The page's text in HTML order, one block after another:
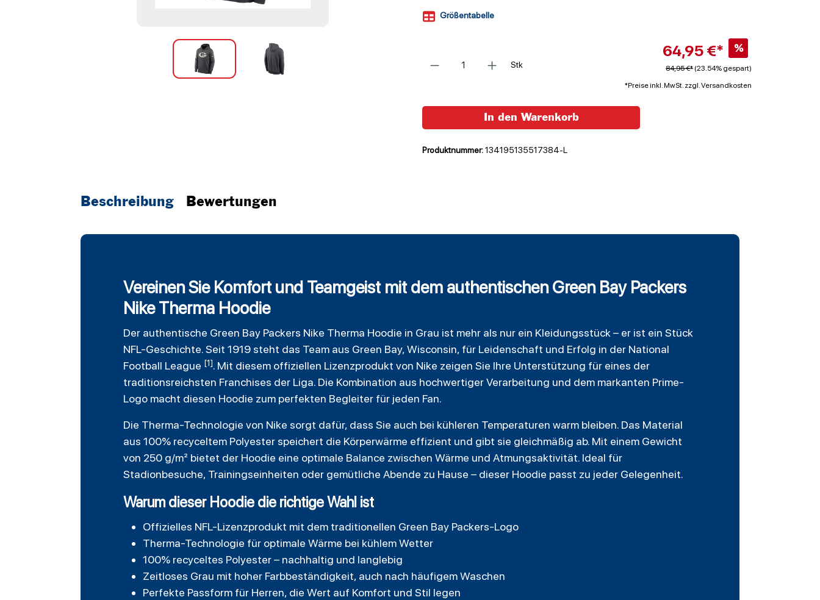
Größentabelle
Stk
64,95 €* %
84,95 €* (23.54% gespart)
*Preise inkl. MwSt. zzgl. Versandkosten
In den Warenkorb
Produktnummer:134195135517384-L
Beschreibung Bewertungen
Vereinen Sie Komfort und Teamgeist mit dem authentischen Green Bay Packers
Nike Therma Hoodie
Der authentische Green Bay Packers Nike Therma Hoodie in Grau ist mehr als nur ein Kleidungsstück – er ist ein Stück
NFL-Geschichte. Seit 1919 steht das Team aus Green Bay, Wisconsin, für Leidenschaft und Erfolg in der National
Football League [1]. Mit diesem offiziellen Lizenzprodukt von Nike zeigen Sie Ihre Unterstützung für eines der
traditionsreichsten Franchises der Liga. Die Kombination aus hochwertiger Verarbeitung und dem markanten Prime-
Logo macht diesen Hoodie zum perfekten Begleiter für jeden Fan.
Die Therma-Technologie von Nike sorgt dafür, dass Sie auch bei kühleren Temperaturen warm bleiben. Das Material
aus 100% recyceltem Polyester speichert die Körperwärme effizient und gibt sie gleichmäßig ab. Mit einem Gewicht
von 250 g/m² bietet der Hoodie eine optimale Balance zwischen Wärme und Atmungsaktivität. Ideal für
Stadionbesuche, Trainingseinheiten oder gemütliche Abende zu Hause – dieser Hoodie passt zu jeder Gelegenheit.
Warum dieser Hoodie die richtige Wahl ist
Offizielles NFL-Lizenzprodukt mit dem traditionellen Green Bay Packers-Logo
Therma-Technologie für optimale Wärme bei kühlem Wetter
100% recyceltes Polyester – nachhaltig und langlebig
Zeitloses Grau mit hoher Farbbeständigkeit, auch nach häufigem Waschen
Perfekte Passform für Herren, die Wert auf Komfort und Stil legen